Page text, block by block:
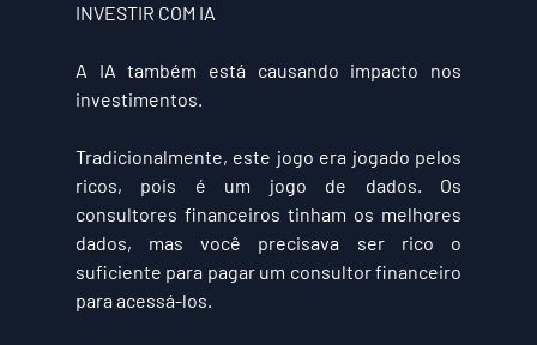
INVESTIR COM IA
A IA também está causando impacto nos
investimentos.
Tradicionalmente, este jogo era jogado pelos
ricos, pois é um jogo de dados. Os
consultores financeiros tinham os melhores
dados, mas você precisava ser rico o
suficiente para pagar um consultor financeiro
para acessá-los.